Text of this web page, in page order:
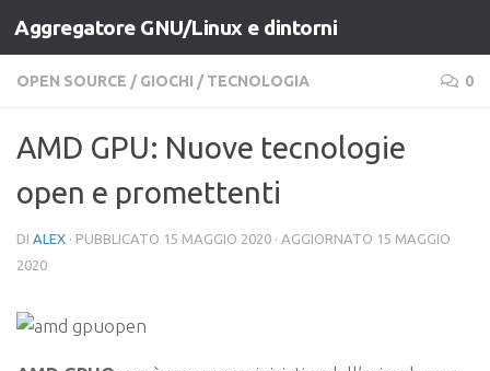
Salta al contenuto
Aggregatore GNU/Linux e dintorni
OPEN SOURCE / GIOCHI / TECNOLOGIA 0
AMD GPU: Nuove tecnologie
open e promettenti
DI ALEX · PUBBLICATO 15 MAGGIO 2020 · AGGIORNATO 15 MAGGIO
2020